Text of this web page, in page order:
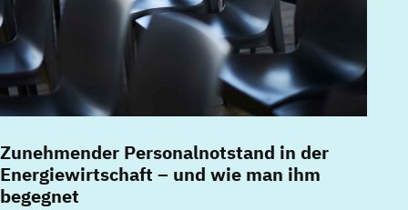
Zunehmender Personalnotstand in der
Energiewirtschaft – und wie man ihm
begegnet